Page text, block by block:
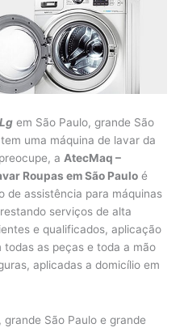
em São Paulo, grande São
uma máquina de lavar da
aAtecMaq –
Roupas em São Paulo é
de assistência para máquinas
serviços de alta
e qualificados, aplicação
as peças e toda a mão
aplicadas a domicílio em
grande São Paulo e grande